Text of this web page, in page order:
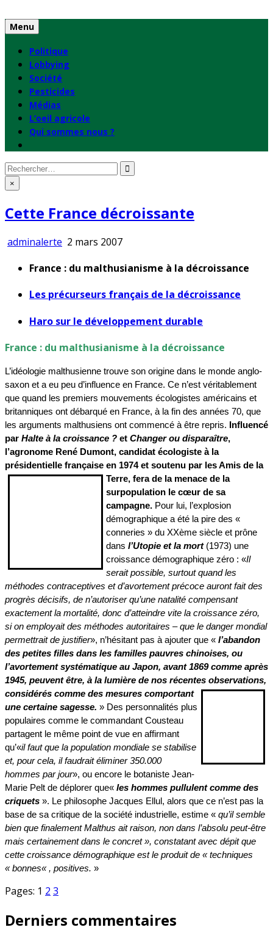
to
content
Menu
Politique
Lobbying
Société
Pesticides
Médias
L’oeil agricole
Qui sommes nous ?
Rechercher
: ×
Cette France décroissante
adminalerte 2 mars 2007
France : du malthusianisme à la décroissance
Les précurseurs français de la décroissance
Haro sur le développement durable
France : du malthusianisme à la décroissance
L’idéologie malthusienne trouve son origine dans le monde anglo-
saxon et a eu peu d’influence en France. Ce n’est véritablement
que quand les premiers mouvements écologistes américains et
britanniques ont débarqué en France, à la fin des années 70, que
les arguments malthusiens ont commencé à être repris.
Influencé
par Halte à la croissance ? et Changer ou disparaître,
l’agronome René Dumont, candidat écologiste à la
présidentielle française en 1974 et soutenu par les Amis de la
Terre, fera de la menace de la
surpopulation le cœur de sa
campagne. Pour lui, l’explosion
démographique a été la pire des «
conneries » du XXème siècle et prône
dans l’Utopie et la mort (1973) une
croissance démographique zéro : «Il
serait possible, surtout quand les
méthodes contraceptives et d’avortement précoce auront fait des
progrès décisifs, de n’autoriser qu’une natalité compensant
exactement la mortalité, donc d’atteindre vite la croissance zéro,
si on employait des méthodes autoritaires – que le danger mondial
permettrait de justifier», n’hésitant pas à ajouter que « l’abandon
des petites filles dans les familles pauvres chinoises, ou
l’avortement systématique au Japon, avant 1869 comme après
1945, peuvent être, à la lumière de nos récentes observations,
considérés comme des mesures comportant
une certaine sagesse. » Des personnalités plus
populaires comme le commandant Cousteau
partagent le même point de vue en affirmant
qu’«il faut que la population mondiale se stabilise
et, pour cela, il faudrait éliminer 350.000
hommes par jour», ou encore le botaniste Jean-
Marie Pelt de déplorer que« les hommes pullulent comme des
criquets ». Le philosophe Jacques Ellul, alors que ce n’est pas la
base de sa critique de la société industrielle, estime « qu’il semble
bien que finalement Malthus ait raison, non dans l’absolu peut-être
mais certainement dans le concret », constatant avec dépit que
cette croissance démographique est le produit de « techniques
«bonnes« , positives. »
Pages: 1 2 3
Derniers commentaires